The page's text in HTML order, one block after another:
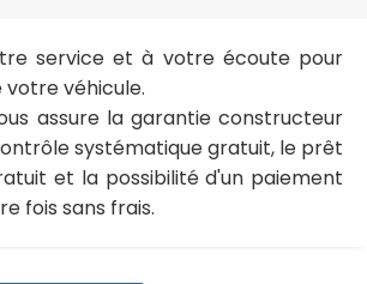
service et à votre écoute pour
véhicule.
assure la garantie constructeur
systématique gratuit, le prêt
et la possibilité d'un paiement
fois sans frais.